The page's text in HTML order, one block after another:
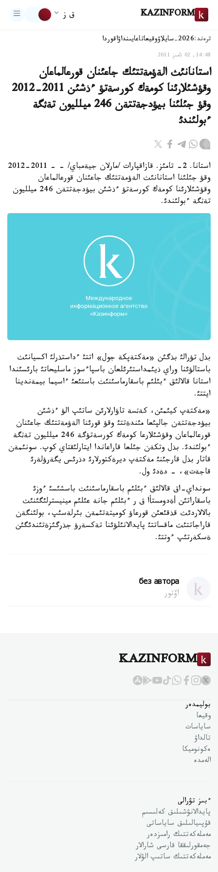
KAZINFORM ق ز
ترەند:2026-سايلاۋ وقيعاتاعايىنداۋاقوردا
14:48, 02 تامىز 2011
استانانئث الةؤمةتتئك جاعئنان قورعالماعان
وقؤشئلارئنا كومةك كورسةتؤ ءذشئن 2011-2012
وقؤ جئلئنا بيؤدجةتتةن 246 ميلليون تةثگة
ءبولئندئ
استانا. 2- تامئز. قازاقپارات /مارلان جيةمباي/ - - 2011-2012
وقؤ جئلئنا استانانئث الةؤمةتتئك جاعئنان قورعالماعان
وقؤشئلارئنا كومةك كورسةتؤ ءذشئن بيؤدجةتتةن 246 ميلليون
تةثگة ءبولئندئ.
بذل تؤرالئ بذگئن «مةكتةپكة جول» اتتئ ءداستذرلئ اكسيانئث
باستالؤئنا وراي ذيئمداستئرئلعان باسپاءسوز ماسليحاتئ بارئسئندا
استانا قالالئق ءبئلئم باسقارماسئنئث باستئعئ ءاسيما بيمةندينا
ايتتئ.
«مةكتةپ كيئمئن، كةثسة تاؤارلارئن ساتئپ الؤ ءذشئن
بيؤدجةتتةن جالپئعا مئندةتتئ وقؤ قورئنا الةؤمةتتئك جاعئنان
قورعالماعان وقؤشئلارعا كومةك كورسةتؤگة 246 ميلليون تةثگة
ءبولئندئ. بذل وتكةن جئلعا قاراعاندا ايتارلئقتاي كوپ. سونئمةن
قاتار بذل قارجئنئ مةكتةپ ديرةكتورلارئ دذرئس يگةرؤلةرئ
قاجةت»، - دةدئ ول.
سونداي-اق قالالئق ءبئلئم باسقارماسئنئث باسشئسئ ءوزئ
باسقاراتئن أةدومستأا ق ر ءبئلئم جانة عئلئم مينيسترلئگئنئث
بالالاردئث قذقئعئن قورعاؤ كوميتةتئمةن بئرلةسئپ، بولئنگةن
قاراجاتتئث ماقساتتئ پايدالانئلؤئنا تةكسةرؤ جذرگئزةتئندئگئن
ةسكةرتئپ ءوتتئ.
без автора
اۆتور
KAZINFORM
بوليمدەر
وقيعا
ساياسات
تالداۋ
ەكونوميكا
الەمدە
ءبىز تۋرالى
پايدالانۋشىلىق كەلىسىم
قۇپىيالىلىق ساياساتى
مەملەكەتتىك رامىزدەر
جەمقورلىققا قارسى شارالار
مەملەكەتتىك ساتىپ الۋلار